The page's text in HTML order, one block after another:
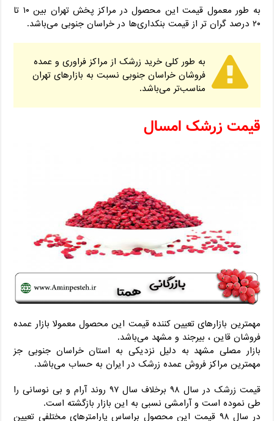
به طور معمول قیمت این محصول در مراکز پخش تهران بین ۱۰ تا
۲۰ درصد گران تر از قیمت بنکداری‌ها در خراسان جنوبی می‌باشد.
به طور کلی خرید زرشک از مراکز فراوری و عمده
فروشان خراسان جنوبی نسبت به بازارهای تهران
مناسب‌تر می‌باشد.
قیمت زرشک امسال
مهمترین بازارهای تعیین کننده قیمت این محصول معمولا بازار عمده
فروشان قاین ، بیرجند و مشهد می‌باشد.
بازار مصلی مشهد به دلیل نزدیکی به استان خراسان جنوبی جز
مهمترین مراکز فروش عمده زرشک در ایران به حساب می‌باشد.
قیمت زرشک در سال ۹۸ برخلاف سال ۹۷ روند آرام و بی نوسانی را
طی نموده است و آرامشی نسبی به این بازار بازگشته است.
در سال ۹۸ قیمت این محصول براساس پارامترهای مختلفی تعیین